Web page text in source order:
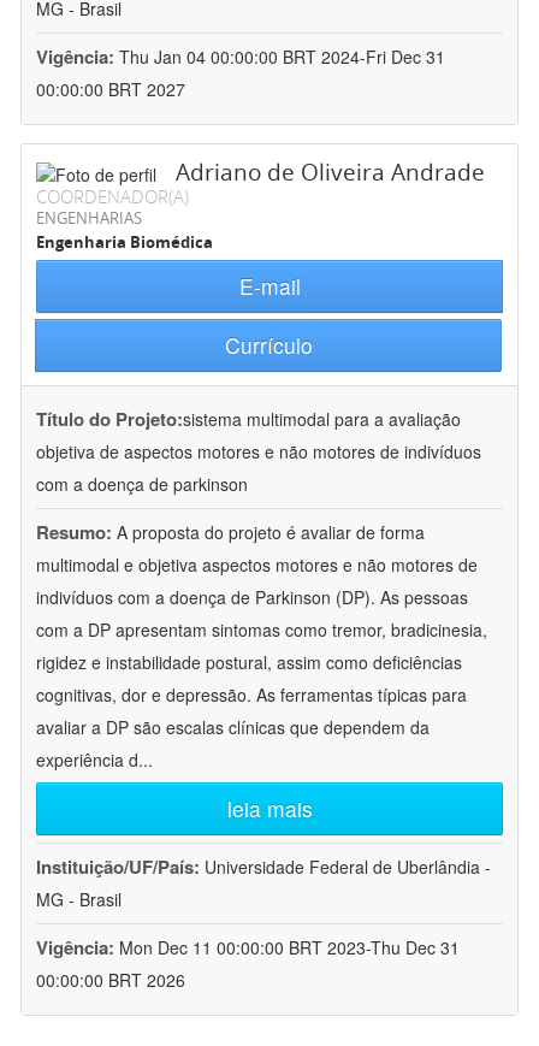
MG - Brasil
Vigência: Thu Jan 04 00:00:00 BRT 2024-Fri Dec 31
00:00:00 BRT 2027
Adriano de Oliveira Andrade
COORDENADOR(A)
ENGENHARIAS
Engenharia Biomédica
E-mail
Currículo
Título do Projeto:sistema multimodal para a avaliação
objetiva de aspectos motores e não motores de indivíduos
com a doença de parkinson
Resumo: A proposta do projeto é avaliar de forma
multimodal e objetiva aspectos motores e não motores de
indivíduos com a doença de Parkinson (DP). As pessoas
com a DP apresentam sintomas como tremor, bradicinesia,
rigidez e instabilidade postural, assim como deficiências
cognitivas, dor e depressão. As ferramentas típicas para
avaliar a DP são escalas clínicas que dependem da
experiência d...
leia mais
Instituição/UF/País: Universidade Federal de Uberlândia -
MG - Brasil
Vigência: Mon Dec 11 00:00:00 BRT 2023-Thu Dec 31
00:00:00 BRT 2026